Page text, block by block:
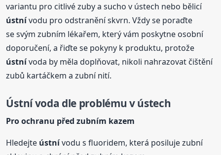
variantu pro citlivé zuby a sucho v ústech nebo bělicí
ústnívodu pro odstranění skvrn. Vždy se poraďte
se svým zubním lékařem, který vám poskytne osobní
doporučení, a řiďte se pokyny k produktu, protože
ústnívoda by měla doplňovat, nikoli nahrazovat čištění
zubů kartáčkem a zubní nití.
Ústní voda dle problému v ústech
Pro ochranu před zubním kazem
Hledejte ústnívodu s fluoridem, která posiluje zubní